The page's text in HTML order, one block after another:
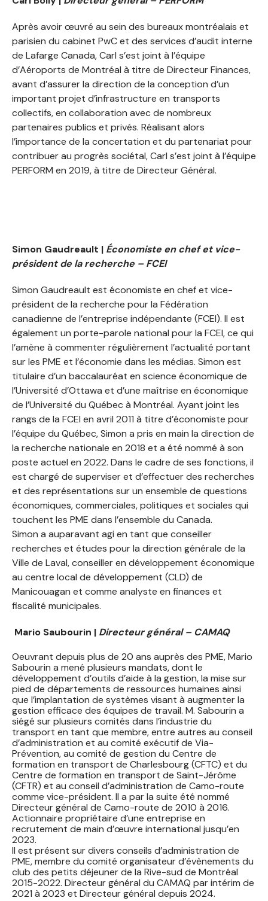
Après avoir œuvré au sein des bureaux montréalais et
parisien du cabinet PwC et des services d’audit interne
de Lafarge Canada, Carl s’est joint à l’équipe
d’Aéroports de Montréal à titre de Directeur Finances,
avant d’assurer la direction de la conception d’un
important projet d’infrastructure en transports
collectifs, en collaboration avec de nombreux
partenaires publics et privés. Réalisant alors
l’importance de la concertation et du partenariat pour
contribuer au progrès sociétal, Carl s’est joint à l’équipe
PERFORM en 2019, à titre de Directeur Général.
Simon Gaudreault | Économiste en chef et vice-
président de la recherche – FCEI
Simon Gaudreault est économiste en chef et vice-
président de la recherche pour la Fédération
canadienne de l’entreprise indépendante (FCEI). Il est
également un porte-parole national pour la FCEI, ce qui
l’amène à commenter régulièrement l’actualité portant
sur les PME et l’économie dans les médias. Simon est
titulaire d’un baccalauréat en science économique de
l’Université d’Ottawa et d’une maîtrise en économique
de l’Université du Québec à Montréal. Ayant joint les
rangs de la FCEI en avril 2011 à titre d’économiste pour
l’équipe du Québec, Simon a pris en main la direction de
la recherche nationale en 2018 et a été nommé à son
poste actuel en 2022. Dans le cadre de ses fonctions, il
est chargé de superviser et d’effectuer des recherches
et des représentations sur un ensemble de questions
économiques, commerciales, politiques et sociales qui
touchent les PME dans l’ensemble du Canada.
Simon a auparavant agi en tant que conseiller
recherches et études pour la direction générale de la
Ville de Laval, conseiller en développement économique
au centre local de développement (CLD) de
Manicouagan et comme analyste en finances et
fiscalité municipales.
Mario Saubourin | Directeur général – CAMAQ
Oeuvrant depuis plus de 20 ans auprès des PME, Mario
Sabourin a mené plusieurs mandats, dont le
développement d’outils d’aide à la gestion, la mise sur
pied de départements de ressources humaines ainsi
que l’implantation de systèmes visant à augmenter la
gestion efficace des équipes de travail. M. Sabourin a
siégé sur plusieurs comités dans l’industrie du
transport en tant que membre, entre autres au conseil
d’administration et au comité exécutif de Via-
Prévention, au comité de gestion du Centre de
formation en transport de Charlesbourg (CFTC) et du
Centre de formation en transport de Saint-Jérôme
(CFTR) et au conseil d’administration de Camo-route
comme vice-président. Il a par la suite été nommé
Directeur général de Camo-route de 2010 à 2016.
Actionnaire propriétaire d’une entreprise en
recrutement de main d’œuvre international jusqu’en
2023.
Il est présent sur divers conseils d’administration de
PME, membre du comité organisateur d’évènements du
club des petits déjeuner de la Rive-sud de Montréal
2015-2022. Directeur général du CAMAQ par intérim de
2021 à 2023 et Directeur général depuis 2024.